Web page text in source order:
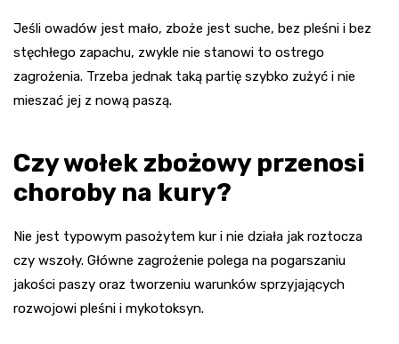
Jeśli owadów jest mało, zboże jest suche, bez pleśni i bez
stęchłego zapachu, zwykle nie stanowi to ostrego
zagrożenia. Trzeba jednak taką partię szybko zużyć i nie
mieszać jej z nową paszą.
Czy wołek zbożowy przenosi
choroby na kury?
Nie jest typowym pasożytem kur i nie działa jak roztocza
czy wszoły. Główne zagrożenie polega na pogarszaniu
jakości paszy oraz tworzeniu warunków sprzyjających
rozwojowi pleśni i mykotoksyn.